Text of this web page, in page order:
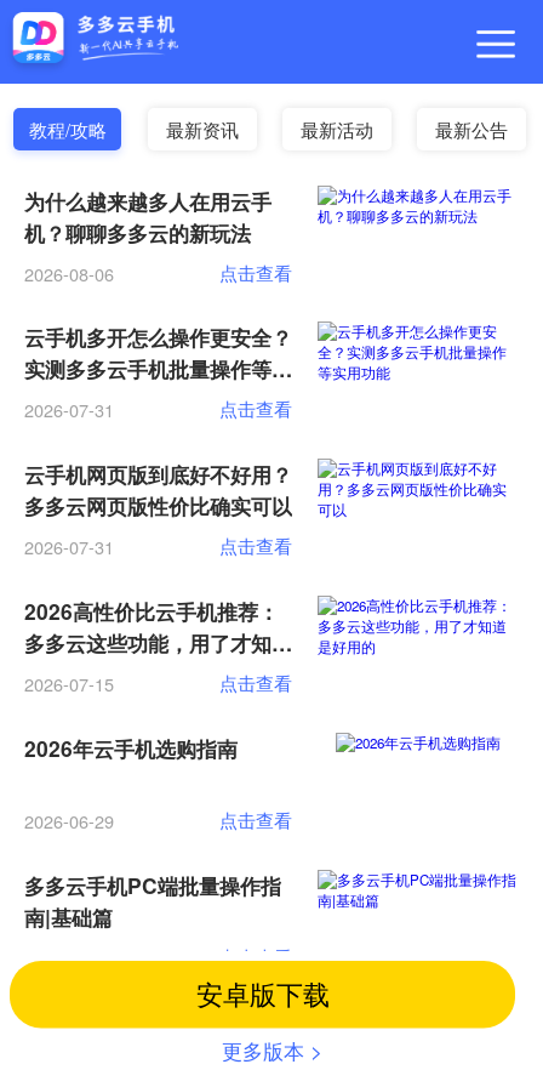
教程/攻略 最新资讯 最新活动 最新公告
为什么越来越多人在用云手
机？聊聊多多云的新玩法
2026-08-06 点击查看
云手机多开怎么操作更安全？
实测多多云手机批量操作等实
用功能
2026-07-31 点击查看
云手机网页版到底好不好用？
多多云网页版性价比确实可以
2026-07-31 点击查看
2026高性价比云手机推荐：
多多云这些功能，用了才知道
是好用的
2026-07-15 点击查看
2026年云手机选购指南
2026-06-29 点击查看
多多云手机PC端批量操作指
南|基础篇
2026-06-26 点击查看
加载更多
安卓版下载
更多版本 >